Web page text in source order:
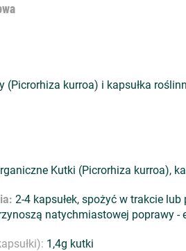
(Picrorhiza kurroa) i kapsułka
Kutki (Picrorhiza kurroa),
2-4 kapsułek, spożyć w trakcie
natychmiastowej poprawy -
1,4g kutki